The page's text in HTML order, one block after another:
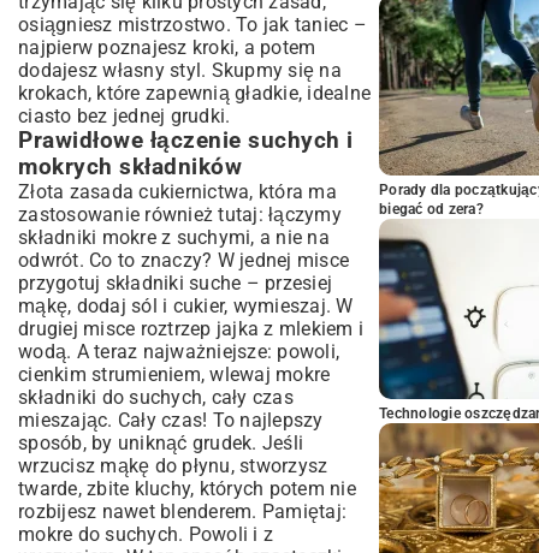
osiągniesz mistrzostwo. To jak taniec –
najpierw poznajesz kroki, a potem
dodajesz własny styl. Skupmy się na
krokach, które zapewnią gładkie, idealne
ciasto bez jednej grudki.
Prawidłowe łączenie suchych i
mokrych składników
Złota zasada cukiernictwa, która ma
zastosowanie również tutaj: łączymy
składniki mokre z suchymi, a nie na
odwrót. Co to znaczy? W jednej misce
przygotuj składniki suche – przesiej
mąkę, dodaj sól i cukier, wymieszaj. W
drugiej misce roztrzep jajka z mlekiem i
wodą. A teraz najważniejsze: powoli,
cienkim strumieniem, wlewaj mokre
składniki do suchych, cały czas
mieszając. Cały czas! To najlepszy
sposób, by uniknąć grudek. Jeśli
wrzucisz mąkę do płynu, stworzysz
twarde, zbite kluchy, których potem nie
rozbijesz nawet blenderem. Pamiętaj:
mokre do suchych. Powoli i z
Porady dla
biegać od zera?
Technologie